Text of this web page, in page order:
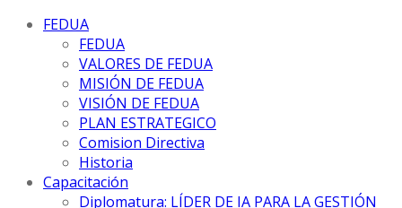
FEDUA
FEDUA
VALORES DE FEDUA
MISIÓN DE FEDUA
VISIÓN DE FEDUA
PLAN ESTRATEGICO
Comision Directiva
Historia
Capacitación
Diplomatura: LÍDER DE IA PARA LA GESTIÓN